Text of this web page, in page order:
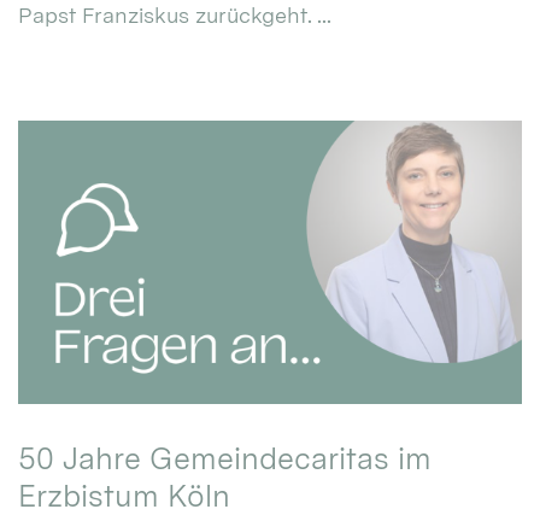
Papst Franziskus zurückgeht. ...
50 Jahre Gemeindecaritas im
Erzbistum Köln